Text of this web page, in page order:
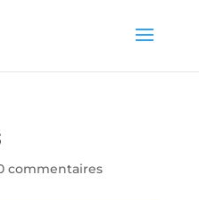
commentaires